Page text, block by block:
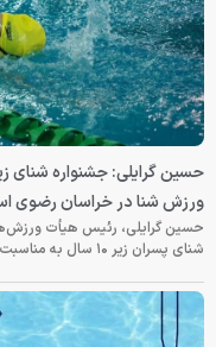
ورزش شنا در خراسان رضوی
حسین گرایلی، رئیس هیأت
شنای پسران زیر ۱۰ سال به مناسبت روز جهانی شنا اظهار کرد: این جشنواره روز جمعه‌ ۱۶